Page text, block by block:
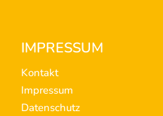
Footer
IMPRESSUM
Kontakt
Impressum
Datenschutz